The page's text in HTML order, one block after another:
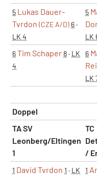
5 Lukas Dauer-
Tvrdon (CZE A/D) 6·
LK 4
5
LK
6Tim Schaper8· LK
4
6
LK
Doppel
TA SV
Leonberg/Eltingen
1
TC
/
1 David Tvrdon 1 · LK
1